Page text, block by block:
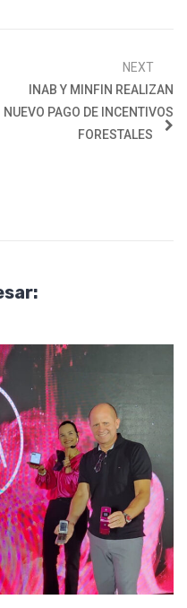
NEXT
INAB Y MINFIN REALIZAN
NUEVO PAGO DE INCENTIVOS
FORESTALES